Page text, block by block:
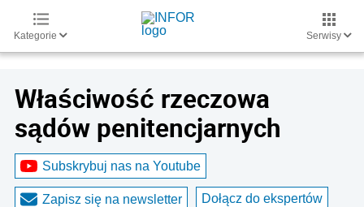
Kategorie Serwisy
Właściwość rzeczowa
sądów penitencjarnych
Subskrybuj nas na Youtube
Zapisz się na newsletter Dołącz do ekspertów